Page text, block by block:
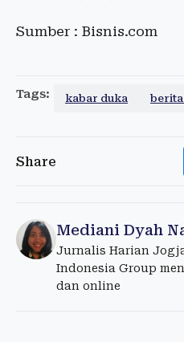
Sumber : Bisnis.com
Tags: kabar duka
Share
Mediani Dyah
Jurnalis Harian
Indonesia Group
dan online